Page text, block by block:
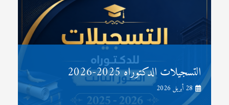
التسجيلات الدكتوراه 2025-2026
28 أبريل 2026